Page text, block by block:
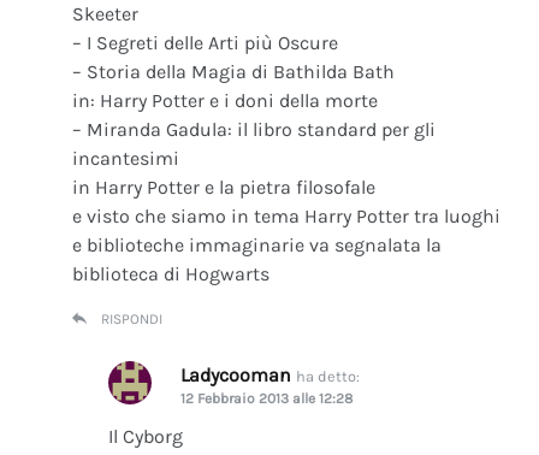
Skeeter
– I Segreti delle Arti più Oscure
– Storia della Magia di Bathilda Bath
in: Harry Potter e i doni della morte
– Miranda Gadula: il libro standard per gli
incantesimi
in Harry Potter e la pietra filosofale
e visto che siamo in tema Harry Potter tra luoghi
e biblioteche immaginarie va segnalata la
biblioteca di Hogwarts
RISPONDI
Ladycooman ha detto:
12 Febbraio 2013 alle 12:28
Il Cyborg